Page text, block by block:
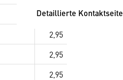
2,95
2,95
2,95
2,95
Detaillierte Kontaktseite